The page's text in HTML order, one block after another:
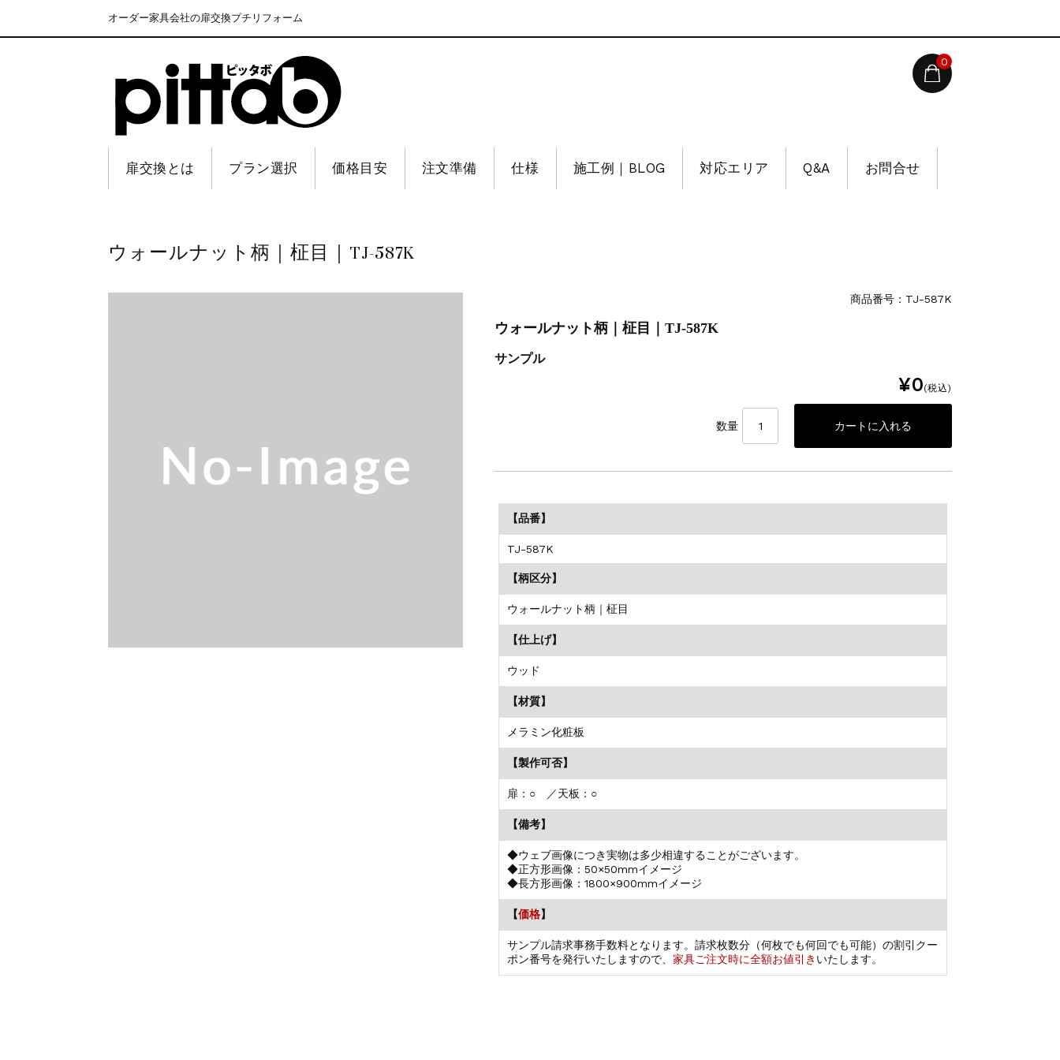
オーダー家具会社の扉交換プチリフォーム
0
扉交換とは プラン選択 価格目安 注文準備 仕様 施工例｜BLOG 対応エリア Q&A お問合せ
ウォールナット柄｜柾目｜TJ-587K
商品番号：TJ-587K
ウォールナット柄｜柾目｜TJ-587K
サンプル
¥0(税込)
数量
【品番】
TJ-587K
【柄区分】
ウォールナット柄｜柾目
【仕上げ】
ウッド
【材質】
メラミン化粧板
【製作可否】
扉：○ ／天板：○
【備考】
◆ウェブ画像につき実物は多少相違することがございます。
◆正方形画像：50×50mmイメージ
◆長方形画像：1800×900mmイメージ
【価格】
サンプル請求事務手数料となります。請求枚数分（何枚でも何回でも可能）の割引クー
ポン番号を発行いたしますので、家具ご注文時に全額お値引き いたします。